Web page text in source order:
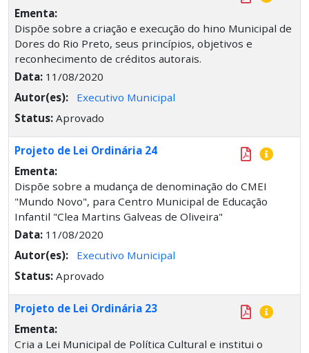
Ementa:
Dispõe sobre a criação e execução do hino Municipal de
Dores do Rio Preto, seus princípios, objetivos e
reconhecimento de créditos autorais.
Data: 11/08/2020
Autor(es):
Executivo Municipal
Status: Aprovado
Projeto de Lei Ordinária 24
Ementa:
Dispõe sobre a mudança de denominação do CMEI
"Mundo Novo", para Centro Municipal de Educação
Infantil "Clea Martins Galveas de Oliveira"
Data: 11/08/2020
Autor(es):
Executivo Municipal
Status: Aprovado
Projeto de Lei Ordinária 23
Ementa:
Cria a Lei Municipal de Política Cultural e institui o